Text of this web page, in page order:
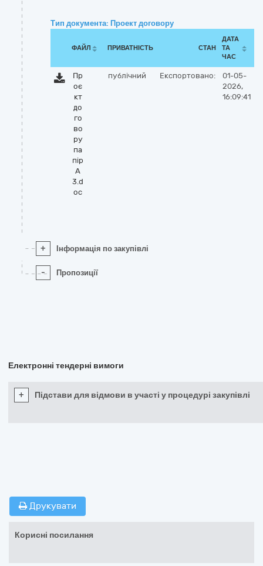
Тип документа: Проект договору
ФАЙЛ ПРИВАТНІСТЬ СТАН
ДАТА
ТА
ЧАС
Пр
оє
кт
до
го
во
ру
па
пір
А
3.d
oc
публічний Експортовано:
01-05-
2026,
16:09:41
+ Інформація по закупівлі
- Пропозиції
Електронні тендерні вимоги
+ Підстави для відмови в участі у процедурі закупівлі
Друкувати
Корисні посилання